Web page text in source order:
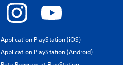
Application PlayStation (iOS)
Application PlayStation (Android)